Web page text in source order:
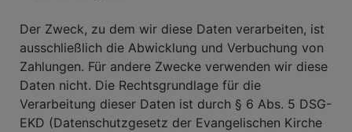
Der Zweck, zu dem wir diese Daten verarbeiten, ist
ausschließlich die Abwicklung und Verbuchung von
Zahlungen. Für andere Zwecke verwenden wir diese
Daten nicht. Die Rechtsgrundlage für die
Verarbeitung dieser Daten ist durch § 6 Abs. 5 DSG-
EKD (Datenschutzgesetz der Evangelischen Kirche